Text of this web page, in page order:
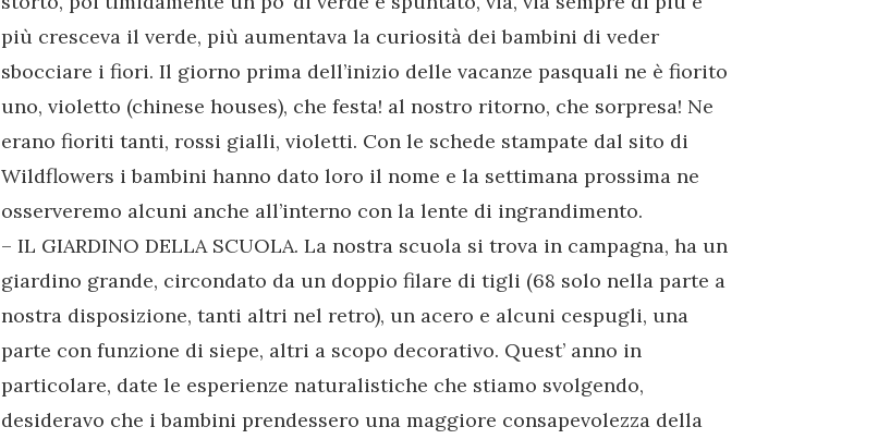
più cresceva il verde, più aumentava la curiosità dei bambini di veder
sbocciare i fiori. Il giorno prima dell’inizio delle vacanze pasquali ne è fiorito
uno, violetto (chinese houses), che festa! al nostro ritorno, che sorpresa! Ne
erano fioriti tanti, rossi gialli, violetti. Con le schede stampate dal sito di
Wildflowers i bambini hanno dato loro il nome e la settimana prossima ne
osserveremo alcuni anche all’interno con la lente di ingrandimento.
– IL GIARDINO DELLA SCUOLA. La nostra scuola si trova in campagna, ha un
giardino grande, circondato da un doppio filare di tigli (68 solo nella parte a
nostra disposizione, tanti altri nel retro), un acero e alcuni cespugli, una
parte con funzione di siepe, altri a scopo decorativo. Quest’ anno in
particolare, date le esperienze naturalistiche che stiamo svolgendo,
desideravo che i bambini prendessero una maggiore consapevolezza della